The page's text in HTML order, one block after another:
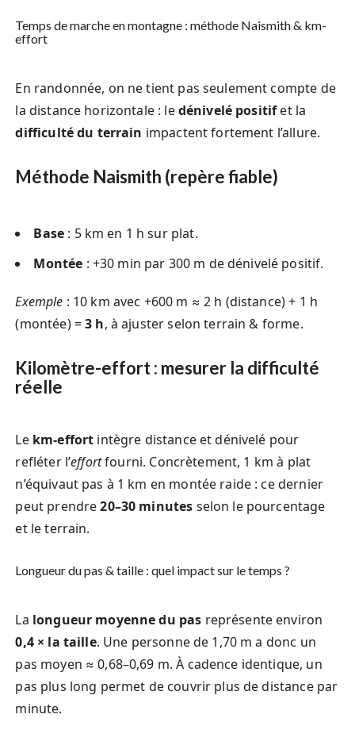
Temps de marche en montagne : méthode Naismith & km-
effort
En randonnée, on ne tient pas seulement compte de
la distance horizontale : ledénivelé positifet la
difficulté du terrain impactent fortement l’allure.
Méthode Naismith (repère fiable)
Base : 5 km en 1 h sur plat.
Montée : +30 min par 300 m de dénivelé positif.
Exemple : 10 km avec +600 m ≈ 2 h (distance) + 1 h
(montée) =3 h, à ajuster selon terrain & forme.
Kilomètre-effort : mesurer la difficulté
réelle
Le km-effort intègre distance et dénivelé pour
refléter l’effortfourni. Concrètement, 1 km à plat
n’équivaut pas à 1 km en montée raide : ce dernier
peut prendre20–30 minutes selon le pourcentage
et le terrain.
Longueur du pas & taille : quel impact sur le temps ?
La longueur moyenne du pas représente environ
0,4 × la taille. Une personne de 1,70 m a donc un
pas moyen ≈ 0,68–0,69 m. À cadence identique, un
pas plus long permet de couvrir plus de distance par
minute.